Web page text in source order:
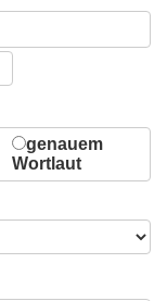
genauem
Wortlaut